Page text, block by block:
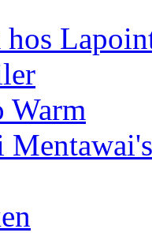
hos
Warm
Mentawai's